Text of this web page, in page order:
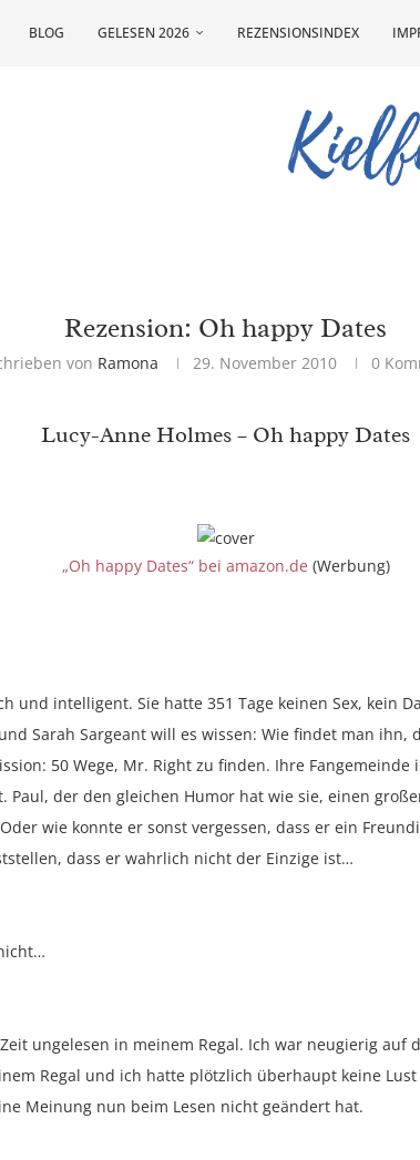
BLOG GELESEN 2026 REZENSIONSINDEX
Rezension: Oh happy Dates
von Ramona 29. November 2010 0
Lucy-Anne Holmes – Oh happy Dates
„Oh happy Dates“ bei amazon.de (Werbung)
und intelligent. Sie hatte 351 Tage keinen Sex, kein
Sarah Sargeant will es wissen: Wie findet man ihn,
50 Wege, Mr. Right zu finden. Ihre
Paul, der den gleichen Humor hat wie sie, einen
wie konnte er sonst vergessen, dass er ein
dass er wahrlich nicht der Einzige ist…
ungelesen in meinem Regal. Ich war neugierig auf
Regal und ich hatte plötzlich überhaupt keine
Meinung nun beim Lesen nicht geändert hat.